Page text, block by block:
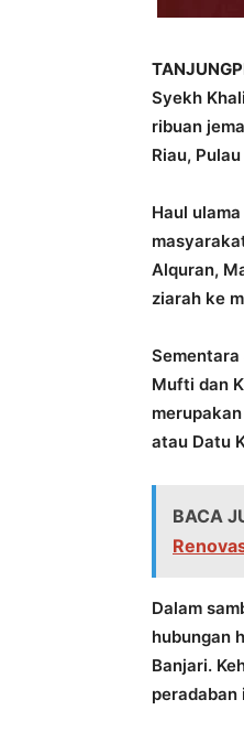
Syekh
ribuan
Riau,
Haul
Alquran,
ziarah ke
Mufti dan
atau Datu
BACA
Dalam
hubungan
Banjari.
peradaban